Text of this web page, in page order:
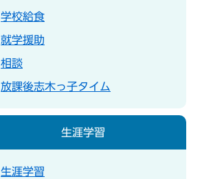
学校給食
就学援助
相談
放課後志木っ子タイム
生涯学習
生涯学習